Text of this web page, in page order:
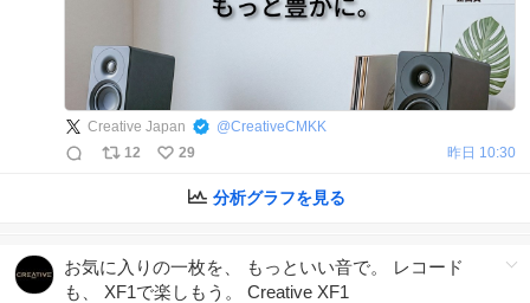
Creative Japan @CreativeCMKK
12
29 昨日 10:30
分析グラフを見る
お気に入りの一枚を、 もっといい音で。 レコード
も、 XF1で楽しもう。 Creative XF1